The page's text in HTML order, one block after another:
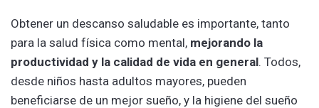
Obtener un descanso saludable es importante, tanto
para la salud física como mental, mejorando la
productividad y la calidad de vida en general. Todos,
desde niños hasta adultos mayores, pueden
beneficiarse de un mejor sueño, y la higiene del sueño